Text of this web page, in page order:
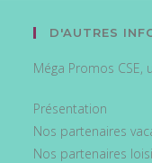
D'AUTRES
Méga Promos CSE,
Présentation
Nos partenaires
Nos partenaires